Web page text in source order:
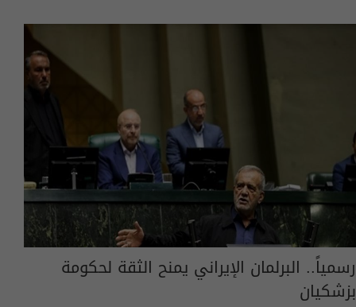
رسمياً.. البرلمان الإيراني يمنح الثقة لحكومة
بزشكيان